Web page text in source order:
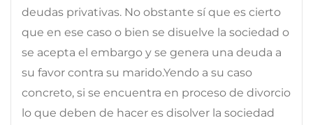
deudas privativas. No obstante sí que es cierto
que en ese caso o bien se disuelve la sociedad o
se acepta el embargo y se genera una deuda a
su favor contra su marido.Yendo a su caso
concreto, si se encuentra en proceso de divorcio
lo que deben de hacer es disolver la sociedad